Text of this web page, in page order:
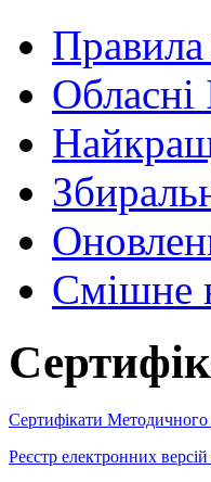
Правила
Cмішне
Сертифікати
Реєстр електронних версій